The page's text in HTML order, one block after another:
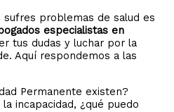
sufres problemas de salud es
especialistas en
tus dudas y luchar por la
Aquí respondemos a las
Permanente existen?
incapacidad, ¿qué puedo